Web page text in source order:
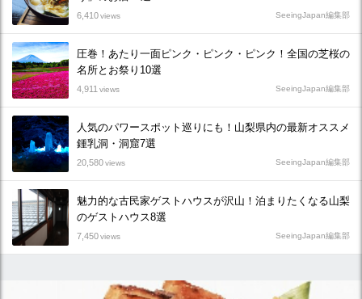
6,410views SeeingJapan編集部
圧巻！あたり一面ピンク・ピンク・ピンク！全国の芝桜の
名所とお祭り10選
4,911 views SeeingJapan編集部
人気のパワースポット巡りにも！山梨県内の最新オススメ
鍾乳洞・洞窟7選
20,580views SeeingJapan編集部
魅力的な古民家ゲストハウスが沢山！泊まりたくなる山梨
のゲストハウス8選
7,450views SeeingJapan編集部